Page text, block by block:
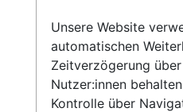
Unsere Website
automatischen
Zeitverzögerung über
Nutzer:innen
Kontrolle über